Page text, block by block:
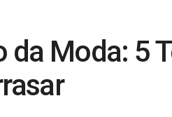
da Moda: 5